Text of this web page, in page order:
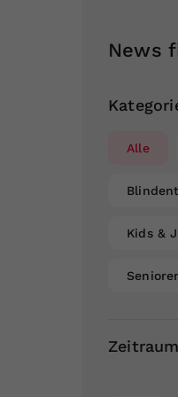
News
Alle
Kids &
Zeitraum